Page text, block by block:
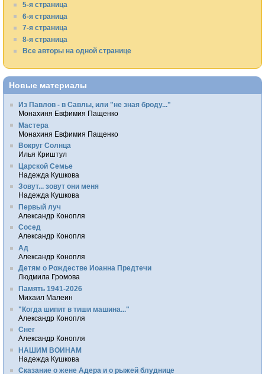
5-я страница
6-я страница
7-я страница
8-я страница
Все авторы на одной странице
Новые материалы
Из Павлов - в Савлы, или "не зная броду..."
Монахиня Евфимия Пащенко
Мастера
Монахиня Евфимия Пащенко
Вокруг Солнца
Илья Криштул
Царской Семье
Надежда Кушкова
Зовут... зовут они меня
Надежда Кушкова
Первый луч
Александр Конопля
Сосед
Александр Конопля
Ад
Александр Конопля
Детям о Рождестве Иоанна Предтечи
Людмила Громова
Память 1941-2026
Михаил Малеин
"Когда шипит в тиши машина..."
Александр Конопля
Снег
Александр Конопля
НАШИМ ВОИНАМ
Надежда Кушкова
Сказание о жене Адера и о рыжей блуднице